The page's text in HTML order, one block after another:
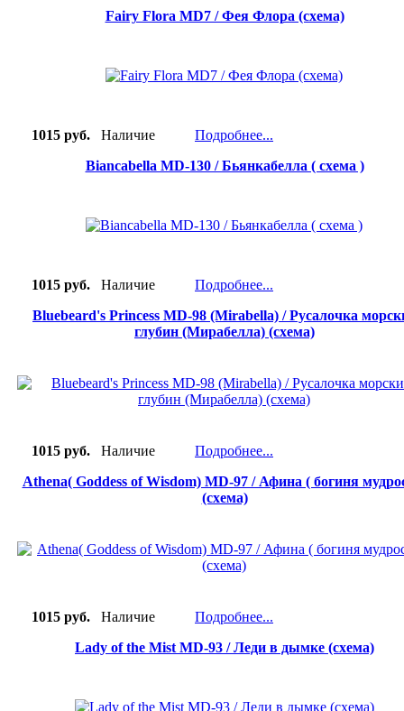
Fairy Flora MD7 / Фея Флора (схема)
1015 руб. Наличие
Подробнее...
Biancabella MD-130 / Бьянкабелла ( cхема )
1015 руб. Наличие
Подробнее...
Bluebeard's Princess MD-98 (Mirabella) / Русалочка
глубин (Мирабелла) (схема)
1015 руб. Наличие
Подробнее...
Athena( Goddess of Wisdom) MD-97 / Афина ( богиня
(схема)
1015 руб. Наличие
Подробнее...
Lady of the Mist MD-93 / Леди в дымке (схема)